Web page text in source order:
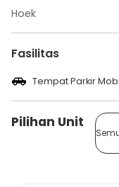
Hoek
Fasilitas
Tempat Parkir
Pilihan Unit